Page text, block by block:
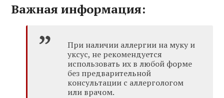
Важная информация:
При наличии аллергии на муку и
уксус, не рекомендуется
использовать их в любой форме
без предварительной
консультации с аллергологом
или врачом.